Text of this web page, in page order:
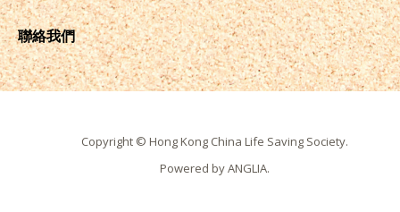
聯絡我們
Copyright © Hong Kong China Life Saving Society.
Powered byANGLIA.